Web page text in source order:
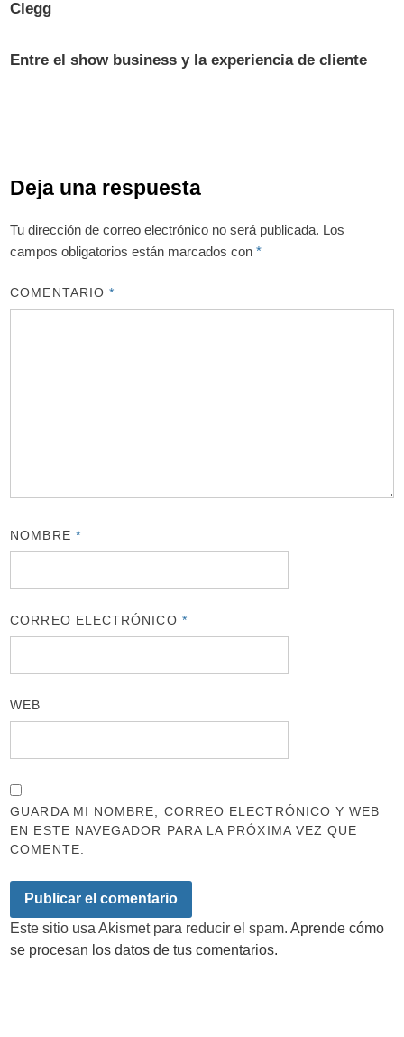
Clegg
Entre el show business y la experiencia de cliente
Deja una respuesta
Tu dirección de correo electrónico no será publicada. Los
campos obligatorios están marcados con*
COMENTARIO*
NOMBRE *
CORREO ELECTRÓNICO *
WEB
GUARDA MI NOMBRE, CORREO ELECTRÓNICO Y WEB
EN ESTE NAVEGADOR PARA LA PRÓXIMA VEZ QUE
COMENTE.
Este sitio usa Akismet para reducir el spam.Aprende cómo
se procesan los datos de tus comentarios.